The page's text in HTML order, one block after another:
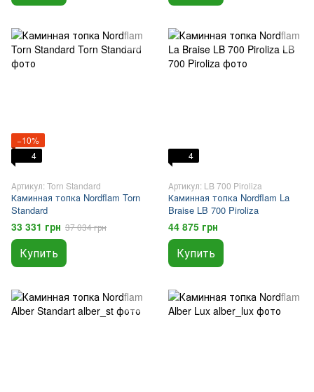
−10%
4
Артикул: Torn Standard
Каминная топка Nordflam Torn
Standard
33 331 грн 37 034 грн
Купить
4
Артикул: LB 700 Piroliza
Каминная топка Nordflam La
Braise LB 700 Piroliza
44 875 грн
Купить